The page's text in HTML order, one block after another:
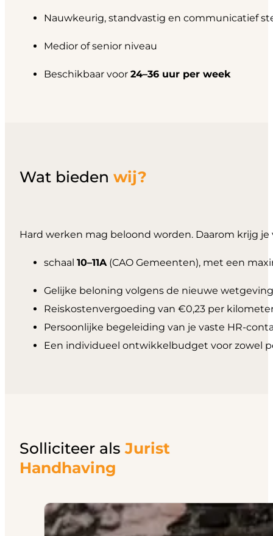
Nauwkeurig, standvastig en communicatief
Medior of senior niveau
Beschikbaar voor 24–36 uur per week
Wat bieden wij?
Hard werken mag beloond worden. Daarom krijg je
schaal 10–11A(CAO Gemeenten), met een
Gelijke beloning volgens de nieuwe
Reiskostenvergoeding van €0,23 per
Persoonlijke begeleiding van je vaste HR-
Een individueel ontwikkelbudget voor zowel
Solliciteer alsJurist
Handhaving